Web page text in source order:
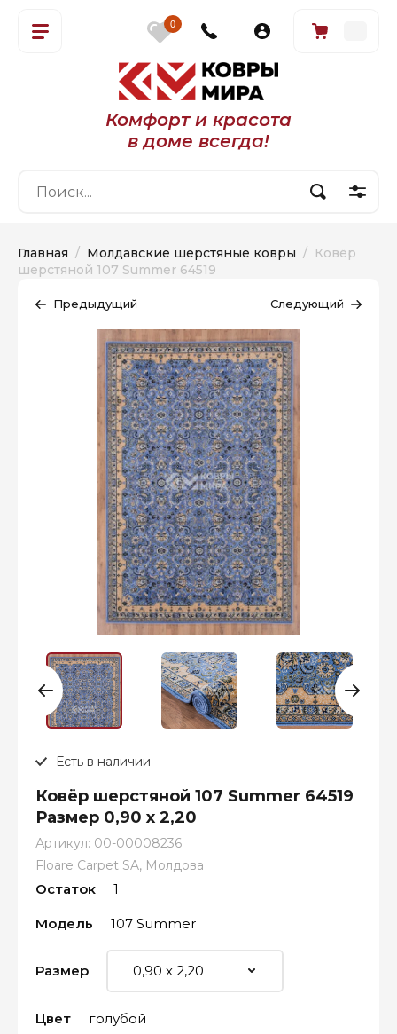
Комфорт и красота
в доме всегда!
0
Главная
  /
Молдавские шерстяные ковры
  /  Ковёр
шерстяной 107 Summer 64519
Предыдущий Следующий
Есть в наличии
Ковёр шерстяной 107 Summer 64519
Размер 0,90 х 2,20
Артикул: 00-00008236
Floare Carpet SA, Молдова
Остаток 1
Модель 107 Summer
Размер
Цвет голубой